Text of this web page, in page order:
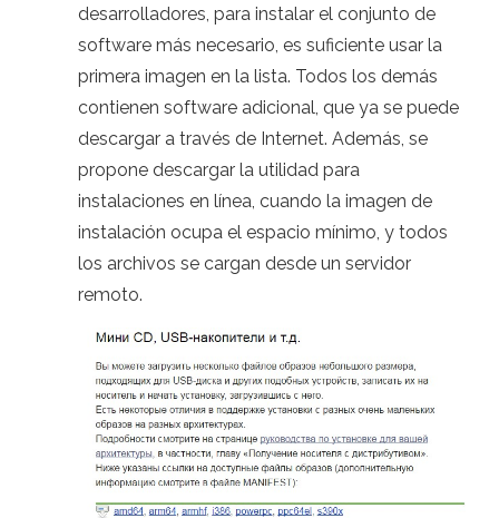
desarrolladores, para instalar el conjunto de
software más necesario, es suficiente usar la
primera imagen en la lista. Todos los demás
contienen software adicional, que ya se puede
descargar a través de Internet. Además, se
propone descargar la utilidad para
instalaciones en línea, cuando la imagen de
instalación ocupa el espacio mínimo, y todos
los archivos se cargan desde un servidor
remoto.